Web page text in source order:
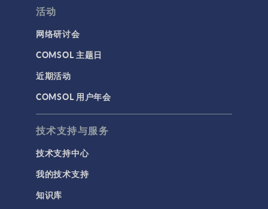
活动
网络研讨会
COMSOL 主题日
近期活动
COMSOL 用户年会
技术支持与服务
技术支持中心
我的技术支持
知识库